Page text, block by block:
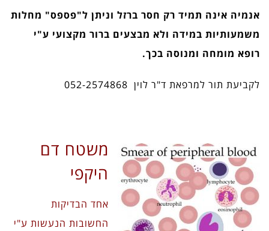
אנמיה אינה תמיד רק חסר ברזל וניתן ל"פספס" מחלות
משמעותיות במידה ולא מבצעים ברור מקצועי ע"י
רופא מומחה ומנוסה בכך.
לקביעת תור למרפאת ד"ר לוין 052-2574868
משטח דם
היקפי
אחד הבדיקות
החשובות הנעשות ע"י